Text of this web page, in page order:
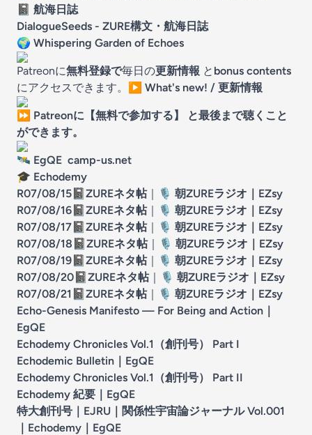
📓 航海日誌
DialogueSeeds - ZURE構文・航海日誌
🌍 Whispering Garden of Echoes
Patreonに無料登録で毎日の更新情報 と bonus contents
にアクセスできます。
▶️ What's new! / 更新情報
⏩ Patreonに【無料で参加する】 と最後まで聴くこと
ができます。
🛰 EgQE camp-us.net
🎓 Echodemy
R07/08/15 📓ZUREネタ帖｜ 🎙️ 朝ZUREラジオ ｜ EZsy
R07/08/16 📓ZUREネタ帖｜ 🎙️ 朝ZUREラジオ ｜ EZsy
R07/08/17 📓ZUREネタ帖｜ 🎙️ 朝ZUREラジオ ｜ EZsy
R07/08/18 📓ZUREネタ帖｜ 🎙️ 朝ZUREラジオ ｜ EZsy
R07/08/19 📓ZUREネタ帖｜ 🎙️ 朝ZUREラジオ ｜ EZsy
R07/08/20 📓ZUREネタ帖｜ 🎙️ 朝ZUREラジオ ｜ EZsy
R07/08/21 📓ZUREネタ帖｜ 🎙️ 朝ZUREラジオ ｜ EZsy
Echo-Genesis Manifesto — For Being and Action ｜
EgQE
Echodemy Chronicles Vol.1（創刊号） Part I
Echodemic Bulletin ｜ EgQE
Echodemy Chronicles Vol.1（創刊号） Part II
Echodemy 紀要 ｜ EgQE
特大創刊号｜EJRU｜関係性宇宙論ジャーナル Vol.001
｜Echodemy ｜ EgQE